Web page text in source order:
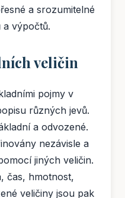
a srozumitelné
a výpočtů.
veličin
pojmy v
různých jevů.
a odvozené.
nezávisle a
jiných veličin.
čas, hmotnost,
veličiny jsou pak